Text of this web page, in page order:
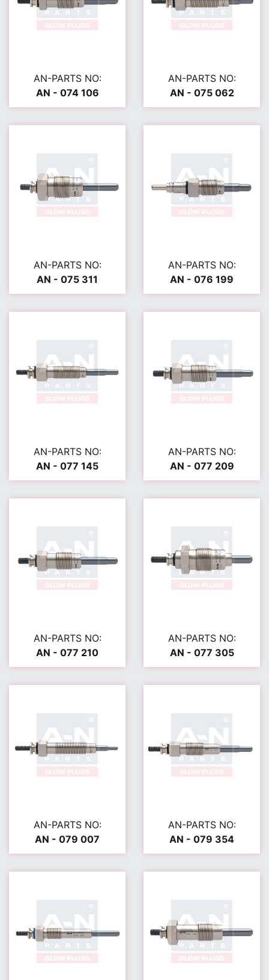
AN-PARTS NO:
AN - 074 106
AN-PARTS NO:
AN - 075 062
AN-PARTS NO:
AN - 075 311
AN-PARTS NO:
AN - 076 199
AN-PARTS NO:
AN - 077 145
AN-PARTS NO:
AN - 077 209
AN-PARTS NO:
AN - 077 210
AN-PARTS NO:
AN - 077 305
AN-PARTS NO:
AN - 079 007
AN-PARTS NO:
AN - 079 354